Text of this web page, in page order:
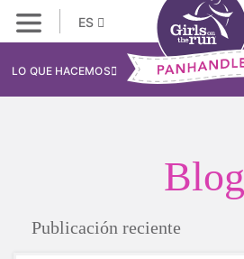
ES
LO QUE HACEMOS
Blog
Publicación reciente